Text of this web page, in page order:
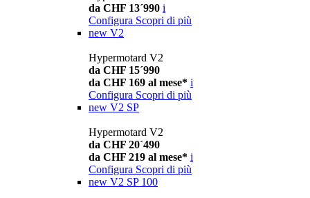
da CHF 13´990 i
Configura Scopri di più
new V2
Hypermotard V2
da CHF 15´990
da CHF 169 al mese* i
Configura Scopri di più
new V2 SP
Hypermotard V2
da CHF 20´490
da CHF 219 al mese* i
Configura Scopri di più
new V2 SP 100